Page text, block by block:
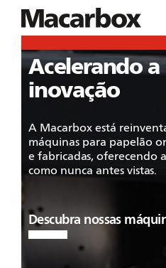
Acelerando a
inovação
A Macarbox está
máquinas para papelão
e fabricadas, oferecendo
como nunca antes vistas.
Descubra nossas